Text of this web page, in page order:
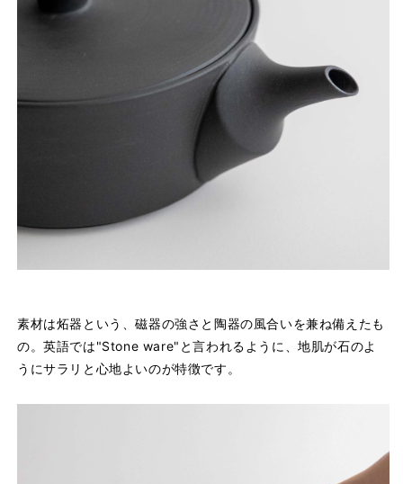
素材は炻器という、磁器の強さと陶器の風合いを兼ね備えたも
の。英語では"Stone ware"と言われるように、地肌が石のよ
うにサラリと心地よいのが特徴です。